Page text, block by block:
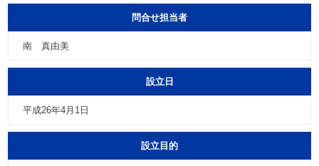
問合せ担当者
南 真由美
設立日
平成26年4月1日
設立目的